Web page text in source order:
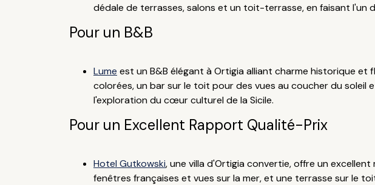
dédale de terrasses, salons et un toit-terrasse, en faisant l'un
Pour un B&B
Lume est un B&B élégant à Ortigia alliant charme historique et
colorées, un bar sur le toit pour des vues au coucher du soleil
l'exploration du cœur culturel de la Sicile.
Pour un Excellent Rapport Qualité-Prix
Hotel Gutkowski, une villa d'Ortigia convertie, offre un
fenêtres françaises et vues sur la mer, et une terrasse sur le